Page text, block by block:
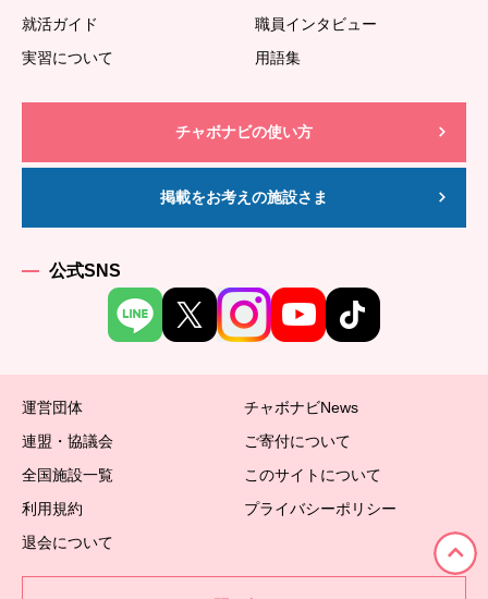
就活ガイド
職員インタビュー
実習について
用語集
チャボナビの使い方
掲載をお考えの施設さま
公式SNS
運営団体
チャボナビNews
連盟・協議会
ご寄付について
全国施設一覧
このサイトについて
利用規約
プライバシーポリシー
退会について